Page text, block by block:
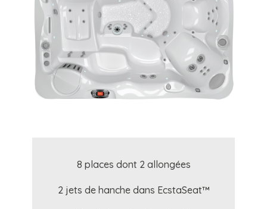
8 places dont 2 allongées
2 jets de hanche dans EcstaSeat™